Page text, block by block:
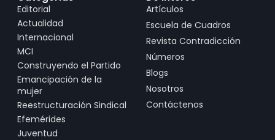
Editorial
Actualidad
Internacional
MCI
Construyendo el Partido
Emancipación de la
mujer
Reestructuración Sindical
Efemérides
Juventud
Artículos
Escuela de Cuadros
Revista Contradicción
Números
Blogs
Nosotros
Contáctenos